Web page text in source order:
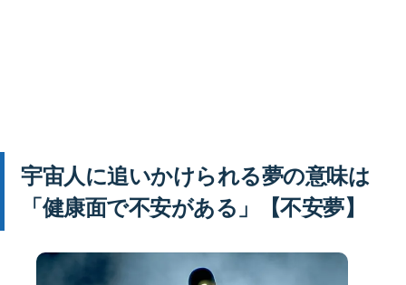
宇宙人に追いかけられる夢の意味は
「健康面で不安がある」【不安夢】